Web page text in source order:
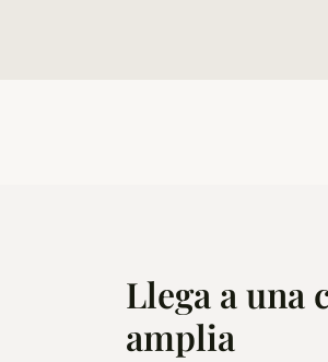
Llega a una
amplia